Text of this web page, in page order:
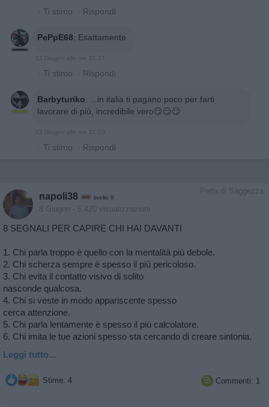
· Ti stimo · Rispondi
PePpE68: Esattamente
13 Giugno alle ore 21:27
· Ti stimo · Rispondi
Barbyturiko:
...in italia ti pagano poco per farti
lavorare di più, incredibile vero😏😏😏
13 Giugno alle ore 21:29
· Ti stimo · Rispondi
Perla di Saggezza
napoli38 livello 8
8 Giugno - 5.420 visualizzazioni
8 SEGNALI PER CAPIRE CHI HAI DAVANTI
1. Chi parla troppo è quello con la mentalità più debole.
2. Chi scherza sempre è spesso il più pericoloso.
3. Chi evita il contatto visivo di solito
nasconde qualcosa.
4. Chi si veste in modo appariscente spesso
cerca attenzione.
5. Chi parla lentamente è spesso il più calcolatore.
6. Chi imita le tue azioni spesso sta cercando di creare sintonia.
Leggi tutto...
Stime: 4  Commenti: 1